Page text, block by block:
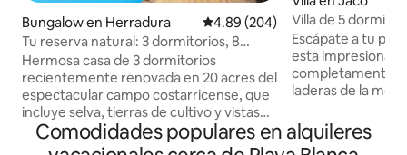
Bungalow en Herradura Calificación promedio: 4.89 de
4.89 (204)
Tu reserva natural: 3 dormitorios, 8
camas, piscina privada
Hermosa casa de 3 dormitorios
recientemente renovada en 20 acres del
espectacular campo costarricense, que
incluye selva, tierras de cultivo y vistas
panorámicas. Situado en el lado Pacífico
de Costa Rica, a solo 5 minutos en coche
Villa de 5
panorámica al mar
Escápate a tu
esta
completamente
laderas de la
exclusividad,
natural, este
Comodidades populares en alquileres